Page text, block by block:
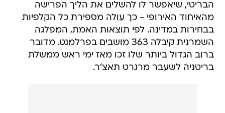
הבריטי, שיאפשר לו להשלים את הליך הפרישה
מהאיחוד האירופי - כך עולה מספירת כל הקלפיות
בבחירות במדינה. לפי תוצאות האמת, המפלגה
השמרנית קיבלה 363 מושבים בפרלמנט. מדובר
ברוב הגדול ביותר שלו זכו מאז ימי ראש ממשלת
בריטניה לשעבר מרגרט תאצ'ר.